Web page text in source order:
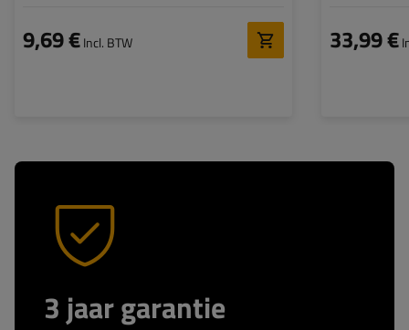
9,69 €Incl. BTW 33,99 €
3 jaar garantie